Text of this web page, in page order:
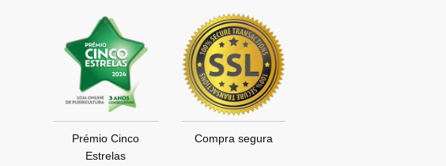
Prémio Cinco
Estrelas
Compra segura